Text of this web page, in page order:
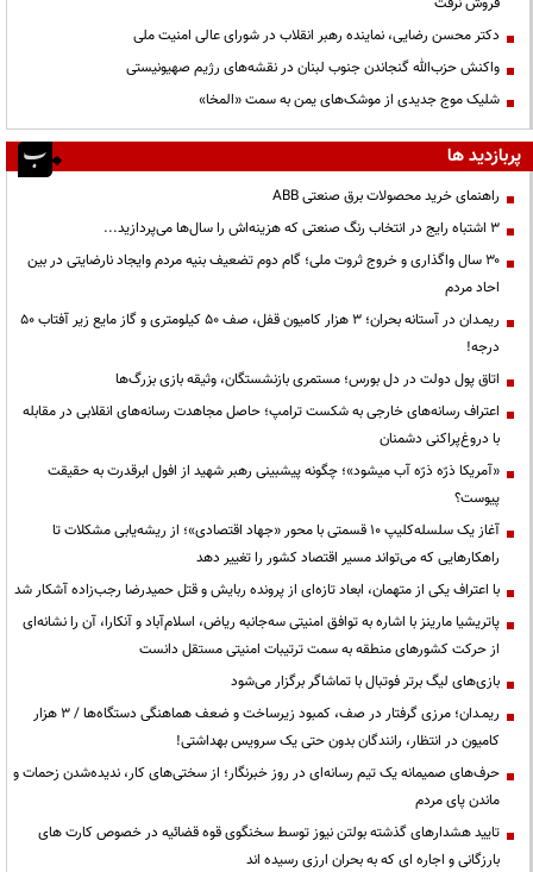
دکتر محسن رضایی، نماینده رهبر انقلاب در شورای عالی امنیت ملی
واکنش حزب‌الله گنجاندن جنوب لبنان در نقشه‌های رژیم صهیونیستی
شلیک موج جدیدی از موشک‌های یمن به سمت «المخا»
پربازدید ها
راهنمای خرید محصولات برق صنعتی ABB
3 اشتباه رایج در انتخاب رنگ صنعتی که هزینه‌اش را سال‌ها می‌پردازید...
۳۰ سال واگذاری و خروج ثروت ملی؛ گام دوم تضعیف بنیه مردم وایجاد نارضایتی در بین
احاد مردم
ریمـدان در آستانه بحران؛ ۳ هزار کامیون قفل، صف ۵۰ کیلومتری و گاز مایع زیر آفتاب ۵۰
درجه!
اتاق پول دولت در دل بورس؛ مستمری بازنشستگان، وثیقه بازی بزرگ‌ها
اعتراف رسانه‌های خارجی به شکست ترامپ؛ حاصل مجاهدت رسانه‌های انقلابی در مقابله
با دروغ‌پراکنی دشمنان
«آمریکا ذرّه ذرّه آب میشود»؛ چگونه پیشبینی رهبر شهید از افول ابرقدرت به حقیقت
پیوست؟
آغاز یک سلسله‌کلیپ ۱۰ قسمتی با محور «جهاد اقتصادی»؛ از ریشه‌یابی مشکلات تا
راهکارهایی که می‌تواند مسیر اقتصاد کشور را تغییر دهد
با اعتراف یکی از متهمان، ابعاد تازه‌ای از پرونده ربایش و قتل حمیدرضا رجب‌زاده آشکار شد
پاتریشیا مارینز با اشاره به توافق امنیتی سه‌جانبه ریاض، اسلام‌آباد و آنکارا، آن را نشانه‌ای
از حرکت کشورهای منطقه به سمت ترتیبات امنیتی مستقل دانست
بازی‌های لیگ برتر فوتبال با تماشاگر برگزار می‌شود
ریمـدان؛ مرزی گرفتار در صف، کمبود زیرساخت و ضعف هماهنگی دستگاه‌ها / ۳ هزار
کامیون در انتظار، رانندگان بدون حتی یک سرویس بهداشتی!
حرف‌های صمیمانه یک تیم رسانه‌ای در روز خبرنگار؛ از سختی‌های کار، ندیده‌شدن زحمات و
ماندن پای مردم
تایید هشدارهای گذشته بولتن نیوز توسط سخنگوی قوه قضائیه در خصوص کارت های
بارزگانی و اجاره ای که به بحران ارزی رسیده اند